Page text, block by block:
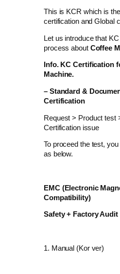
This is KCR which is
certification and Global
Let us introduce that
process aboutCoffee
Info. KC Certification
Machine.
– Standard &
Certification
Request > Product test
Certification issue
To proceed the test,
as below.
EMC (Electronic
Compatibility)
Safety + Factory Audit
1. Manual (Kor ver)